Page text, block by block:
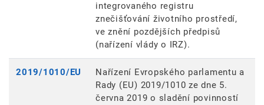
integrovaného registru
znečišťování životního prostředí,
ve znění pozdějších předpisů
(nařízení vlády o IRZ).
2019/1010/EU
Nařízení Evropského parlamentu a
Rady (EU) 2019/1010 ze dne 5.
června 2019 o sladění povinností